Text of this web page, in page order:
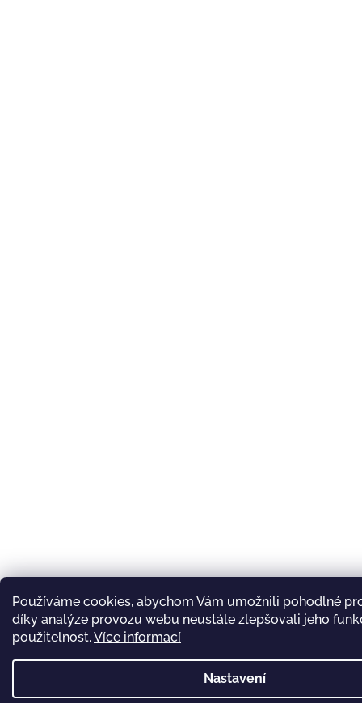
Používáme cookies, abychom Vám umožnili pohodlné
díky analýze provozu webu neustále zlepšovali jeho
použitelnost.Více informací
Nastavení